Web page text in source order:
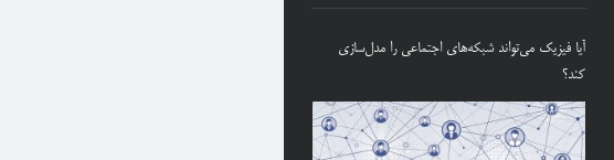
آیا فیزیک می‌تواند شبکه‌های اجتماعی را مدل‌سازی
کند؟